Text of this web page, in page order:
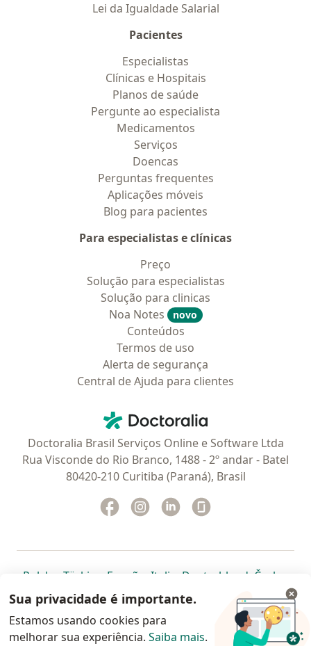
Lei da Igualdade Salarial
Pacientes
Especialistas
Clínicas e Hospitais
Planos de saúde
Pergunte ao especialista
Medicamentos
Serviços
Doencas
Perguntas frequentes
Aplicações móveis
Blog para pacientes
Para especialistas e clínicas
Preço
Solução para especialistas
Solução para clinicas
Noa Notes
novo
Conteúdos
Termos de uso
Alerta de segurança
Central de Ajuda para clientes
Doctoralia - Homepage
Doctoralia Brasil Serviços Online e Software Ltda
Rua Visconde do Rio Branco, 1488 - 2º andar - Batel
80420-210 Curitiba (Paraná), Brasil
Facebook
abre num novo separador
Instagram
abre num novo separador
Linkedin
abre num novo
Polska abre num novo separador
Türkiye abre num novo separador
España abre num novo separador
Italia abre num novo
Deutschlandabre num
Česko
Portugal abre num novo separador
, México abre num novo separador
, abre num novo separador
Brasil abre num novoabre num
abre
Colombia abre num novo
www.doctoralia.com.br © 2026 - Agende agora sua
Sua privacidade é importante.
Estamos usando cookies para
melhorar sua experiência. Saiba mais.